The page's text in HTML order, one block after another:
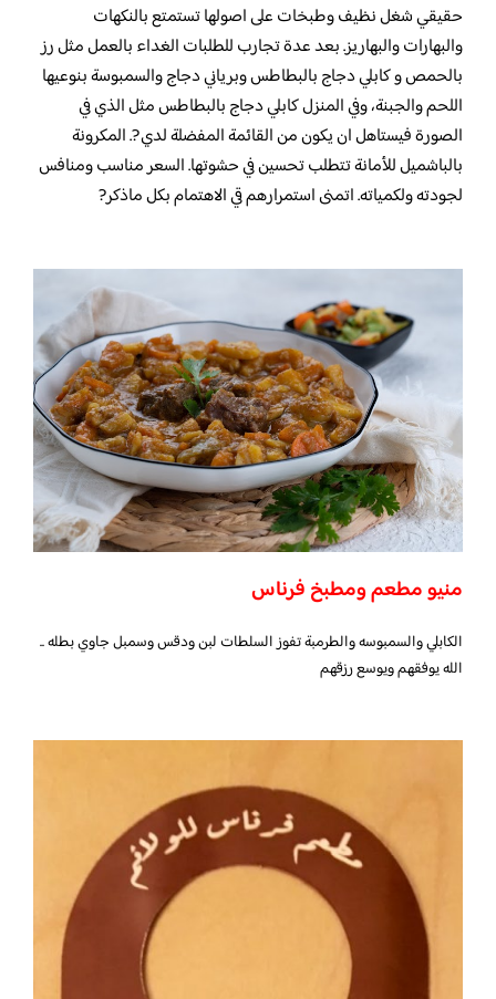
حقيقي شغل نظيف وطبخات على اصولها تستمتع بالنكهات
والبهارات والبهاريز. بعد عدة تجارب للطلبات الغداء بالعمل مثل رز
بالحمص و كابلي دجاج بالبطاطس وبرياني دجاج والسمبوسة بنوعيها
اللحم والجبنة، وفي المنزل كابلي دجاج بالبطاطس مثل الذي في
الصورة فيستاهل ان يكون من القائمة المفضلة لدي ?. المكرونة
بالباشميل للأمانة تتطلب تحسين في حشوتها. السعر مناسب ومنافس
لجودته ولكمياته. اتمنى استمرارهم قي الاهتمام بكل ماذكر?
منيو مطعم ومطبخ فرناس
الكابلي والسمبوسه والطرمبة تفوز السلطات لبن ودقس وسمبل جاوي بطله ..
الله يوفقهم ويوسع رزقهم